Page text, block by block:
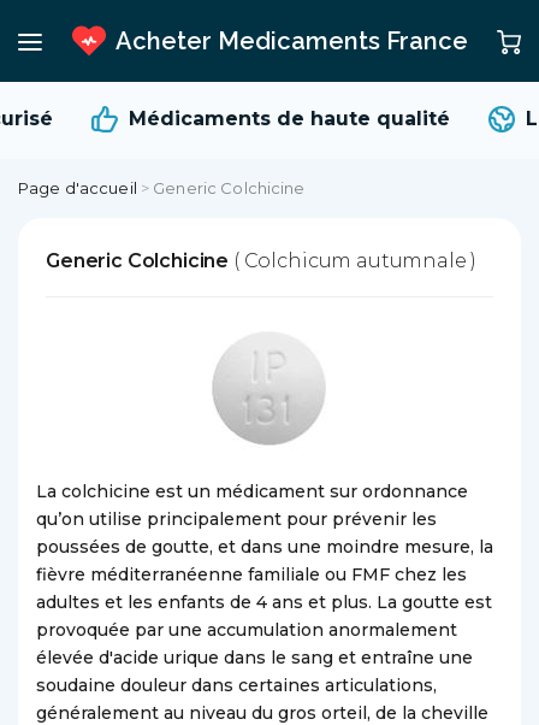
Acheter Medicaments France
Médicaments dehaute qualité
Page d'accueil > Generic Colchicine
Generic Colchicine ( Colchicum autumnale )
La colchicine est un médicament sur ordonnance
qu’on utilise principalement pour prévenir les
poussées de goutte, et dans une moindre mesure, la
fièvre méditerranéenne familiale ou FMF chez les
adultes et les enfants de 4 ans et plus. La goutte est
provoquée par une accumulation anormalement
élevée d'acide urique dans le sang et entraîne une
soudaine douleur dans certaines articulations,
généralement au niveau du gros orteil, de la cheville